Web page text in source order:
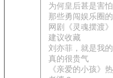
为何皇后甚是害怕
那些勇闯娱乐圈
网剧《灵魂摆渡
建议收藏
刘亦菲，就是我
真的很贵气
《亲爱的小孩》